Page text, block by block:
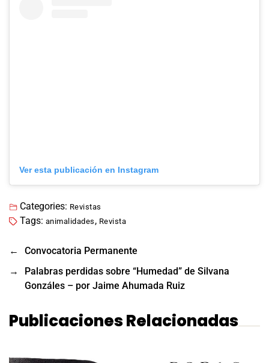
Ver esta publicación en Instagram
Categories: Revistas
Tags: animalidades , Revista
←
Convocatoria Permanente
→
Palabras perdidas sobre “Humedad” de Silvana
Gonzáles – por Jaime Ahumada Ruiz
Publicaciones Relacionadas